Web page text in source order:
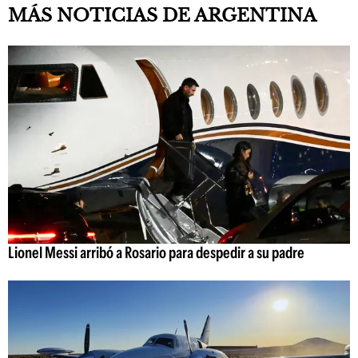
MÁS NOTICIAS DE ARGENTINA
Lionel Messi arribó a Rosario para despedir a su padre